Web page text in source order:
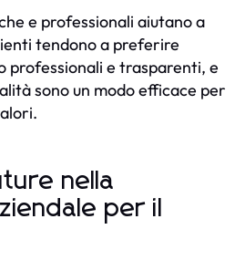
e professionali aiutano a
tendono a preferire
professionali e trasparenti, e
sono un modo efficace per
nella
per il